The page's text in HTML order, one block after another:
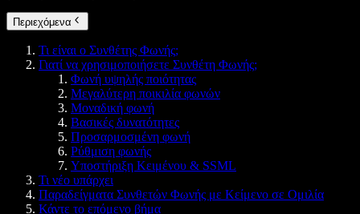
Περιεχόμενα
Τι είναι ο Συνθέτης Φωνής;
Γιατί να χρησιμοποιήσετε Συνθέτη Φωνής;
Φωνή υψηλής ποιότητας
Μεγαλύτερη ποικιλία φωνών
Μοναδική φωνή
Βασικές δυνατότητες
Προσαρμοσμένη φωνή
Ρύθμιση φωνής
Υποστήριξη Κειμένου & SSML
Τι νέο υπάρχει
Παραδείγματα Συνθετών Φωνής με Κείμενο σε Ομιλία
Κάντε το επόμενο βήμα